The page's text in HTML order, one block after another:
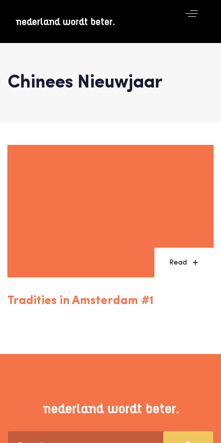
Chinees Nieuwjaar
Read
Tradities in Amsterdam #1